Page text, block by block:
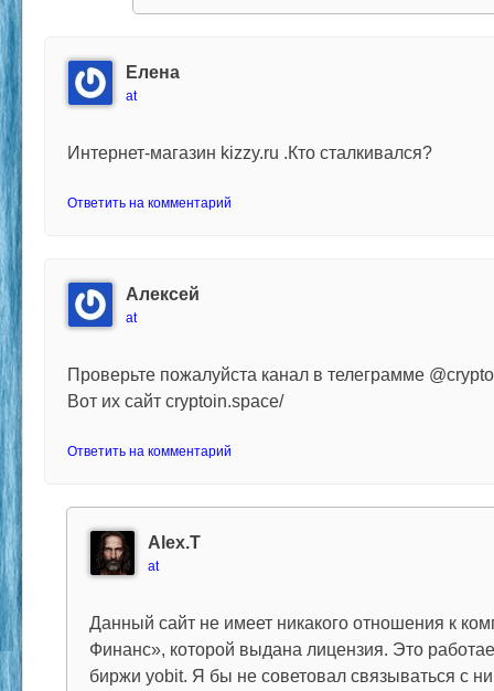
Елена
at
Интернет-магазин kizzy.ru .Кто сталкивался?
Ответить на комментарий
Алексей
at
Проверьте пожалуйста канал в телеграмме
Вот их сайт cryptoin.space/
Ответить на комментарий
Alex.T
at
Данный сайт не имеет никакого отношения к
Финанс», которой выдана лицензия. Это
биржи yobit. Я бы не советовал связываться с